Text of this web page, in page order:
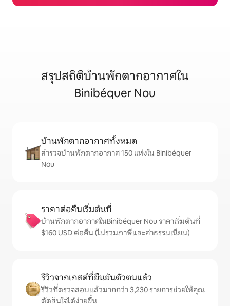
สรุปสถิติบ้านพักตากอากาศใน
Binibéquer Nou
บ้านพักตากอากาศทั้งหมด
สำรวจบ้านพักตากอากาศ 150 แห่งใน Binibéquer
Nou
ราคาต่อคืนเริ่มต้นที่
บ้านพักตากอากาศในBinibéquer Nou ราคาเริ่มต้นที่
$160 USD ต่อคืน (ไม่รวมภาษีและค่าธรรมเนียม)
รีวิวจากเกสต์ที่ยืนยันตัวตนแล้ว
รีวิวที่ตรวจสอบแล้วมากกว่า 3,230 รายการช่วยให้คุณ
ตัดสินใจได้ง่ายขึ้น